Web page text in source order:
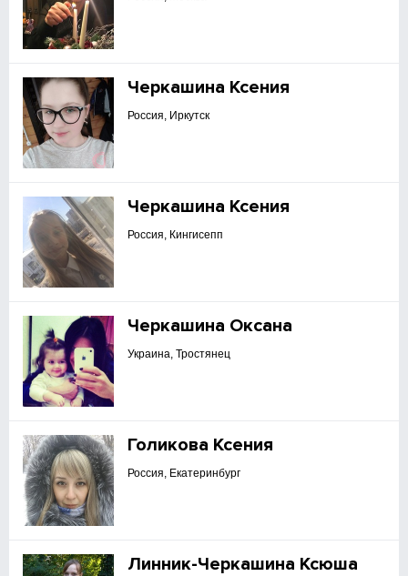
Черкашина Ксения
Россия, Иркутск
Черкашина Ксения
Россия, Кингисепп
Черкашина Оксана
Украина, Тростянец
Голикова Ксения
Россия, Екатеринбург
Линник-Черкашина Ксюша